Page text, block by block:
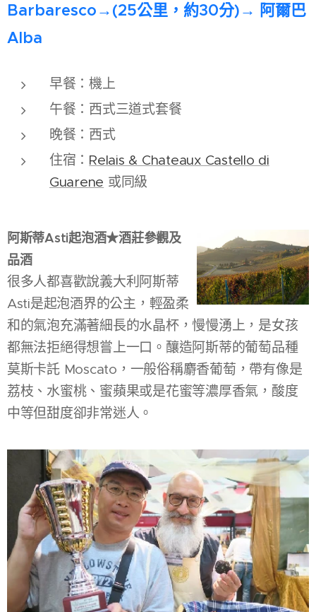
Barbaresco→(25公里，約30分)→ 阿爾巴
Alba
早餐：機上
午餐：西式三道式套餐
晚餐：西式
住宿： Relais & Chateaux Castello di
Guarene 或同級
阿斯蒂Asti起泡酒★酒莊參觀及
品酒
很多人都喜歡說義大利阿斯蒂
Asti是起泡酒界的公主，輕盈柔
和的氣泡充滿著細長的水晶杯，慢慢湧上，是女孩
都無法拒絕得想嘗上一口。釀造阿斯蒂的葡萄品種
莫斯卡託 Moscato，一般俗稱麝香葡萄，帶有像是
荔枝、水蜜桃、蜜蘋果或是花蜜等濃厚香氣，酸度
中等但甜度卻非常迷人。